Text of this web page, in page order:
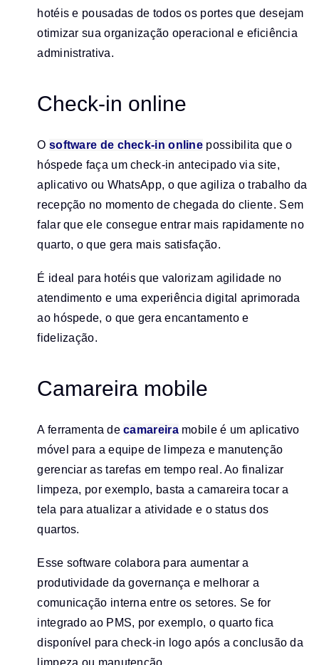
hotéis e pousadas de todos os portes que desejam
otimizar sua organização operacional e eficiência
administrativa.
Check-in online
O software de check-in online possibilita que o
hóspede faça um check-in antecipado via site,
aplicativo ou WhatsApp, o que agiliza o trabalho da
recepção no momento de chegada do cliente. Sem
falar que ele consegue entrar mais rapidamente no
quarto, o que gera mais satisfação.
É ideal para hotéis que valorizam agilidade no
atendimento e uma experiência digital aprimorada
ao hóspede, o que gera encantamento e
fidelização.
Camareira mobile
A ferramenta decamareiramobile é um aplicativo
móvel para a equipe de limpeza e manutenção
gerenciar as tarefas em tempo real. Ao finalizar
limpeza, por exemplo, basta a camareira tocar a
tela para atualizar a atividade e o status dos
quartos.
Esse software colabora para aumentar a
produtividade da governança e melhorar a
comunicação interna entre os setores. Se for
integrado ao PMS, por exemplo, o quarto fica
disponível para check-in logo após a conclusão da